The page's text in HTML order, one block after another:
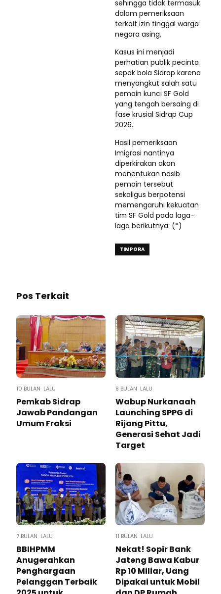
sehingga tidak termasuk
dalam pemeriksaan
terkait izin tinggal warga
negara asing.
Kasus ini menjadi
perhatian publik pecinta
sepak bola Sidrap karena
menyangkut salah satu
pemain kunci SF Gold
yang tengah bersaing di
fase krusial Sidrap Cup
2026.
Hasil pemeriksaan
Imigrasi nantinya
diperkirakan akan
menentukan nasib
pemain tersebut
sekaligus berpotensi
memengaruhi kekuatan
tim SF Gold pada laga-
laga berikutnya. (*)
TIMPORA
Pos Terkait
10 BULAN LALU
Pemkab Sidrap
Jawab Pandangan
Umum Fraksi
8 BULAN LALU
Wabup Nurkanaah
Launching SPPG di
Rijang Pittu,
Generasi Sehat Jadi
Target
7 BULAN LALU
BBIHPMM
Anugerahkan
Penghargaan
Pelanggan Terbaik
11 BULAN LALU
Nekat! Sopir Bank
Jateng Bawa Kabur
Rp 10 Miliar, Uang
Dipakai untuk Mobil